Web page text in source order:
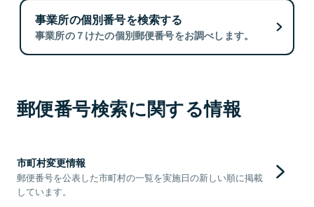
事業所の個別番号を検索する
事業所の７けたの個別郵便番号をお調べします。
郵便番号検索に関する情報
市町村変更情報
郵便番号を公表した市町村の一覧を実施日の新しい順に掲載
しています。